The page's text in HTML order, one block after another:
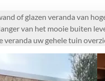
of glazen veranda van
van het mooie buiten
uw gehele tuin